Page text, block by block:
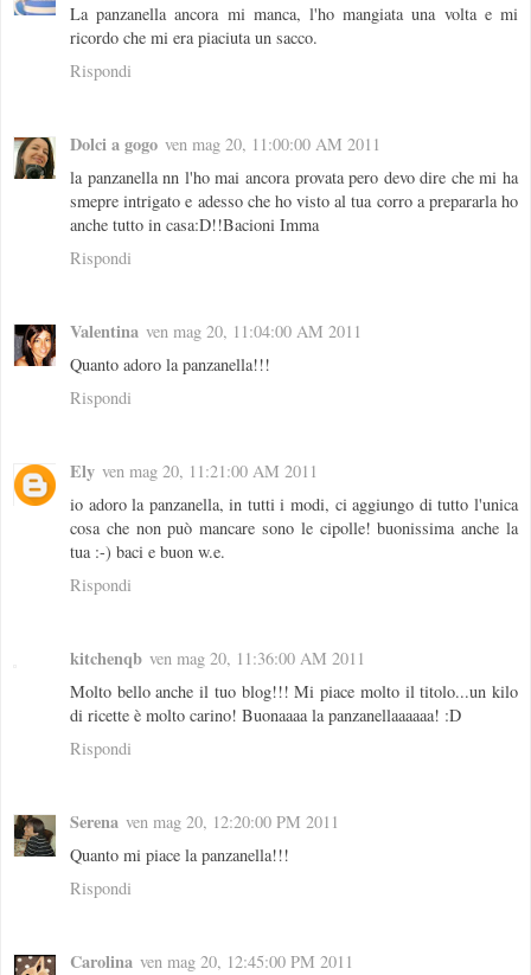
La panzanella ancora mi manca, l'ho mangiata una volta e mi
ricordo che mi era piaciuta un sacco.
Rispondi
Dolci a gogo ven mag 20, 11:00:00 AM 2011
la panzanella nn l'ho mai ancora provata pero devo dire che mi ha
smepre intrigato e adesso che ho visto al tua corro a prepararla ho
anche tutto in casa:D!!Bacioni Imma
Rispondi
Valentina ven mag 20, 11:04:00 AM 2011
Quanto adoro la panzanella!!!
Rispondi
Ely ven mag 20, 11:21:00 AM 2011
io adoro la panzanella, in tutti i modi, ci aggiungo di tutto l'unica
cosa che non può mancare sono le cipolle! buonissima anche la
tua :-) baci e buon w.e.
Rispondi
kitchenqb ven mag 20, 11:36:00 AM 2011
Molto bello anche il tuo blog!!! Mi piace molto il titolo...un kilo
di ricette è molto carino! Buonaaaa la panzanellaaaaaa! :D
Rispondi
Serena ven mag 20, 12:20:00 PM 2011
Quanto mi piace la panzanella!!!
Rispondi
Carolina ven mag 20, 12:45:00 PM 2011